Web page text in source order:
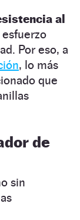
al
Por eso, a
, lo más
que
de
sin